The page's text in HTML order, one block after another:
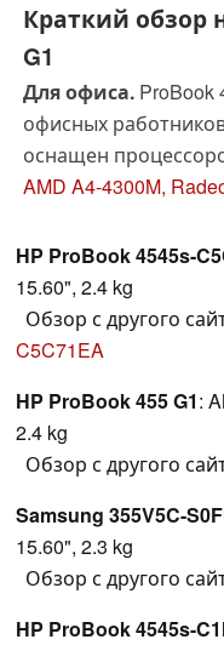
Краткий обзор
G1
Для офиса.ProBook
офисных
оснащен
матовым экраном, а
потенциальным
AMD A4-4300M,
HP ProBook 4545s-
15.60", 2.4 kg
Обзор с другого
C5C71EA
HP ProBook 455 G1:
2.4 kg
Обзор с другого
Samsung 355V5C-
15.60", 2.3 kg
Обзор с другого
HP ProBook 4545s-